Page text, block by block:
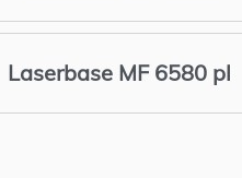
Laserbase MF 6580 pl